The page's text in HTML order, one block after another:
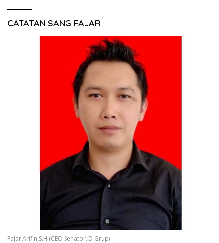
CATATAN SANG FAJAR
Fajar Arifin,S.H (CEO Senator.ID Grup)